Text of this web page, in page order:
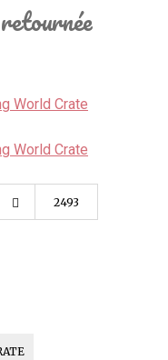
2493